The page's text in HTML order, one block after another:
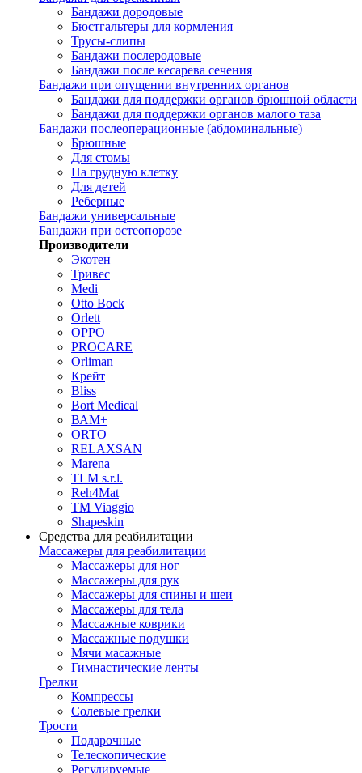
Бандажи дородовые
Бюстгальтеры для кормления
Трусы-слипы
Бандажи послеродовые
Бандажи после кесарева сечения
Бандажи при опущении внутренних органов
Бандажи для поддержки органов брюшной области
Бандажи для поддержки органов малого таза
Бандажи послеоперационные (абдоминальные)
Брюшные
Для стомы
На грудную клетку
Для детей
Реберные
Бандажи универсальные
Бандажи при остеопорозе
Производители
Экотен
Тривес
Medi
Otto Bock
Orlett
OPPO
PROCARE
Orliman
Крейт
Bliss
Bort Medical
ВАМ+
ORTO
RELAXSAN
Marena
TLM s.r.l.
Reh4Mat
TM Viaggio
Shapeskin
Средства для реабилитации
Массажеры для реабилитации
Массажеры для ног
Массажеры для рук
Массажеры для спины и шеи
Массажеры для тела
Массажные коврики
Массажные подушки
Мячи масажные
Гимнастические ленты
Грелки
Компрессы
Солевые грелки
Трости
Подарочные
Телескопические
Регулируемые